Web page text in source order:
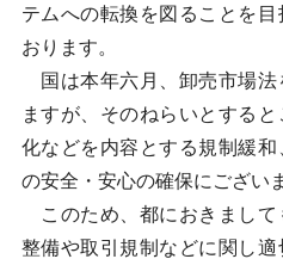
テムへの転換を図ることを
おります。
国は本年六月、卸売市場法
ますが、そのねらいとする
化などを内容とする規制緩
の安全・安心の確保にござい
このため、都におきまして
整備や取引規制などに関し